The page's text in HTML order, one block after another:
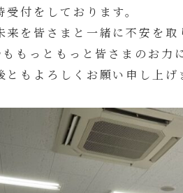
受付をしております。
来を皆さまと一緒に不安を
ももっともっと皆さまのお力
ともよろしくお願い申し上げ